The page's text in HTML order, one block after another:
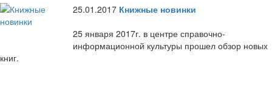
25.01.2017 Книжные новинки
25 января 2017г. в центре справочно-
информационной культуры прошел обзор новых
книг.